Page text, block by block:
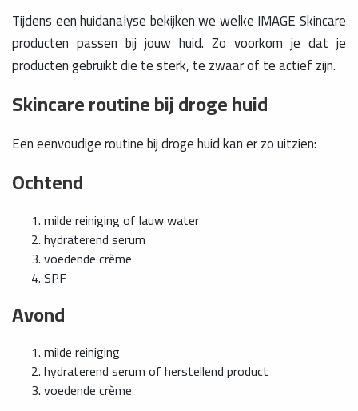
Tijdens een huidanalyse bekijken we welke IMAGE Skincare
producten passen bij jouw huid. Zo voorkom je dat je
producten gebruikt die te sterk, te zwaar of te actief zijn.
Skincare routine bij droge huid
Een eenvoudige routine bij droge huid kan er zo uitzien:
Ochtend
milde reiniging of lauw water
hydraterend serum
voedende crème
SPF
Avond
milde reiniging
hydraterend serum of herstellend product
voedende crème